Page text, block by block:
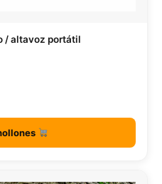
/ altavoz portátil